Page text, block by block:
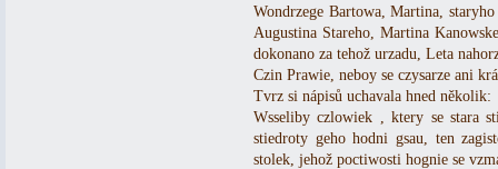
Wondrzege Bartowa, Martina,
Augustina Stareho, Martina
dokonano za tehož urzadu, Leta
Czin Prawie, neboy se czysarze ani
Tvrz si nápisů uchavala hned několik:
Wsseliby czlowiek , ktery se stara
stiedroty geho hodni gsau, ten
stolek, jehož poctiwosti hognie se